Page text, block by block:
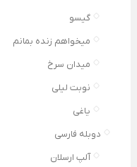
گیسو
میخواهم زنده بمانم
میدان سرخ
نوبت لیلی
یاغی
دوبله فارسی
آلپ ارسلان